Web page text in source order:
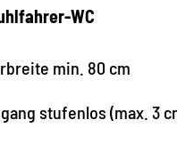
WC
min. 80 cm
stufenlos (max. 3